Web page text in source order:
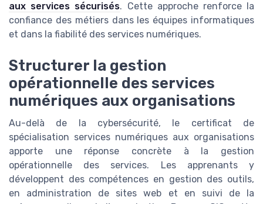
aux services sécurisés. Cette approche renforce la
confiance des métiers dans les équipes informatiques
et dans la fiabilité des services numériques.
Structurer la gestion
opérationnelle des services
numériques aux organisations
Au-delà de la cybersécurité, le certificat de
spécialisation services numériques aux organisations
apporte une réponse concrète à la gestion
opérationnelle des services. Les apprenants y
développent des compétences en gestion des outils,
en administration de sites web et en suivi de la